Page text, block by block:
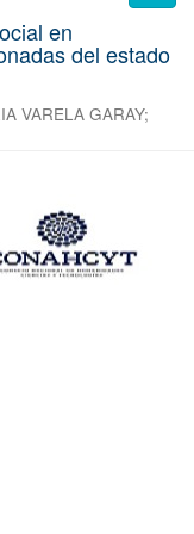
en
del estado
VARELA GARAY;